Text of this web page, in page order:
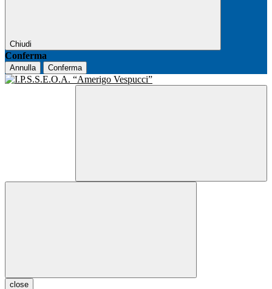
Chiudi
Conferma
Annulla Conferma
close